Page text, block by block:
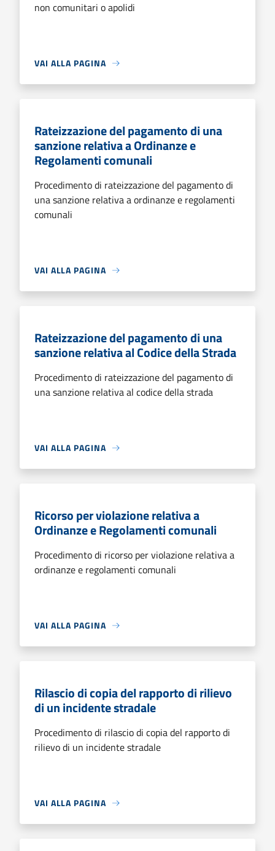
non comunitari o apolidi
VAI ALLA PAGINA
Rateizzazione del pagamento di una
sanzione relativa a Ordinanze e
Regolamenti comunali
Procedimento di rateizzazione del pagamento di
una sanzione relativa a ordinanze e regolamenti
comunali
VAI ALLA PAGINA
Rateizzazione del pagamento di una
sanzione relativa al Codice della Strada
Procedimento di rateizzazione del pagamento di
una sanzione relativa al codice della strada
VAI ALLA PAGINA
Ricorso per violazione relativa a
Ordinanze e Regolamenti comunali
Procedimento di ricorso per violazione relativa a
ordinanze e regolamenti comunali
VAI ALLA PAGINA
Rilascio di copia del rapporto di rilievo
di un incidente stradale
Procedimento di rilascio di copia del rapporto di
rilievo di un incidente stradale
VAI ALLA PAGINA